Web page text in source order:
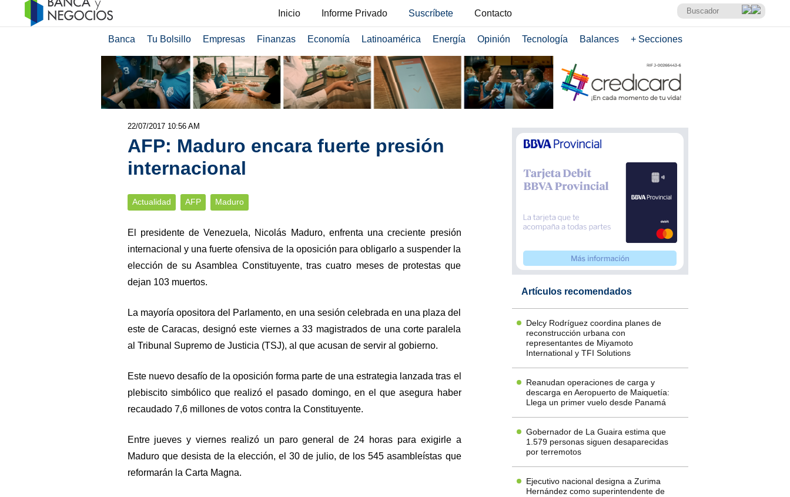
Inicio Informe Privado Suscríbete Contacto
Banca Tu Bolsillo Empresas Finanzas Economía Latinoamérica Energía Opinión Tecnología Balances + Secciones
22/07/2017 10:56 AM
AFP: Maduro encara fuerte presión
internacional
Actualidad AFP Maduro
El presidente de Venezuela, Nicolás Maduro, enfrenta una creciente presión
internacional y una fuerte ofensiva de la oposición para obligarlo a suspender la
elección de su Asamblea Constituyente, tras cuatro meses de protestas que
dejan 103 muertos.
La mayoría opositora del Parlamento, en una sesión celebrada en una plaza del
este de Caracas, designó este viernes a 33 magistrados de una corte paralela
al Tribunal Supremo de Justicia (TSJ), al que acusan de servir al gobierno.
Este nuevo desafío de la oposición forma parte de una estrategia lanzada tras el
plebiscito simbólico que realizó el pasado domingo, en el que asegura haber
recaudado 7,6 millones de votos contra la Constituyente.
Entre jueves y viernes realizó un paro general de 24 horas para exigirle a
Maduro que desista de la elección, el 30 de julio, de los 545 asambleístas que
reformarán la Carta Magna.
Artículos recomendados
Delcy Rodríguez coordina planes de
reconstrucción urbana con
representantes de Miyamoto
International y TFI Solutions
Reanudan operaciones de carga y
descarga en Aeropuerto de Maiquetía:
Llega un primer vuelo desde Panamá
Gobernador de La Guaira estima que
1.579 personas siguen desaparecidas
por terremotos
Ejecutivo nacional designa a Zurima
Hernández como superintendente de